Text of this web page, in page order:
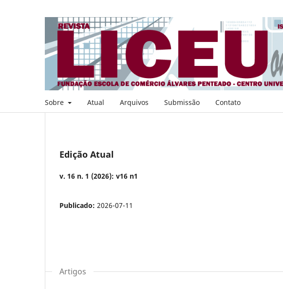
Sobre Atual Arquivos Submissão Contato
Edição Atual
v. 16 n. 1 (2026): v16 n1
Publicado: 2026-07-11
Artigos